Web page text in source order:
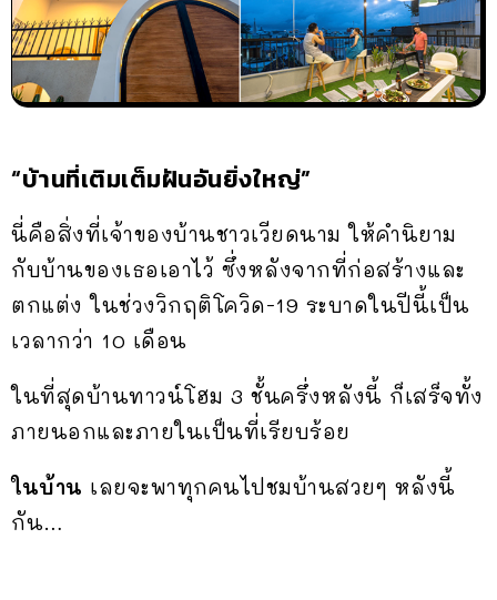
“บ้านที่เติมเต็มฝันอันยิ่งใหญ่”
นี่คือสิ่งที่เจ้าของบ้านชาวเวียดนาม ให้คำนิยาม
กับบ้านของเธอเอาไว้ ซึ่งหลังจากที่ก่อสร้างและ
ตกแต่ง ในช่วงวิกฤติโควิด-19 ระบาดในปีนี้เป็น
เวลากว่า 10 เดือน
ในที่สุดบ้านทาวน์โฮม 3 ชั้นครึ่งหลังนี้ ก็เสร็จทั้ง
ภายนอกและภายในเป็นที่เรียบร้อย
ในบ้าน เลยจะพาทุกคนไปชมบ้านสวยๆ หลังนี้
กัน…